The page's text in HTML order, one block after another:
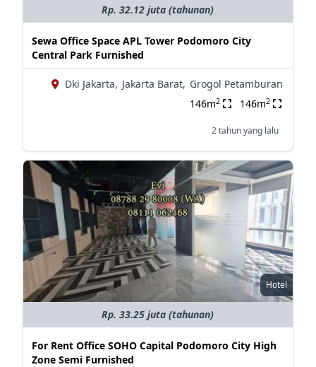
Rp. 32.12 juta (tahunan)
Sewa Office Space APL Tower Podomoro City
Central Park Furnished
Dki Jakarta, Jakarta Barat, Grogol Petamburan
146m2 146m2
2 tahun yang lalu
Hotel
Rp. 33.25 juta (tahunan)
For Rent Office SOHO Capital Podomoro City High
Zone Semi Furnished